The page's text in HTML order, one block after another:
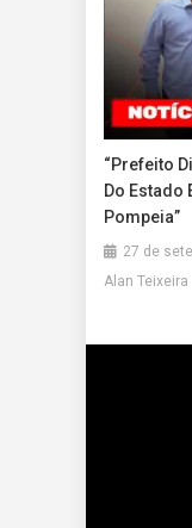
“Prefeito
Do Estado
Pompeia”
27 de
Alan Teixeira